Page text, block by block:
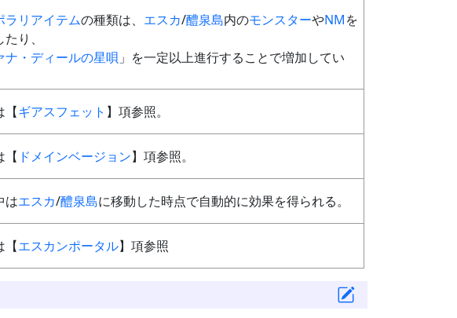
ラリアイテムの種類は、 エスカ/醴泉島内のモンスターやNMを
り、
ナ・ディールの星唄 」を一定以上進行することで増加してい
【ギアスフェット 】項参照。
【 ドメインベージョン】項参照。
はエスカ/醴泉島に移動した時点で自動的に効果を得られる。
【エスカンポータル】項参照